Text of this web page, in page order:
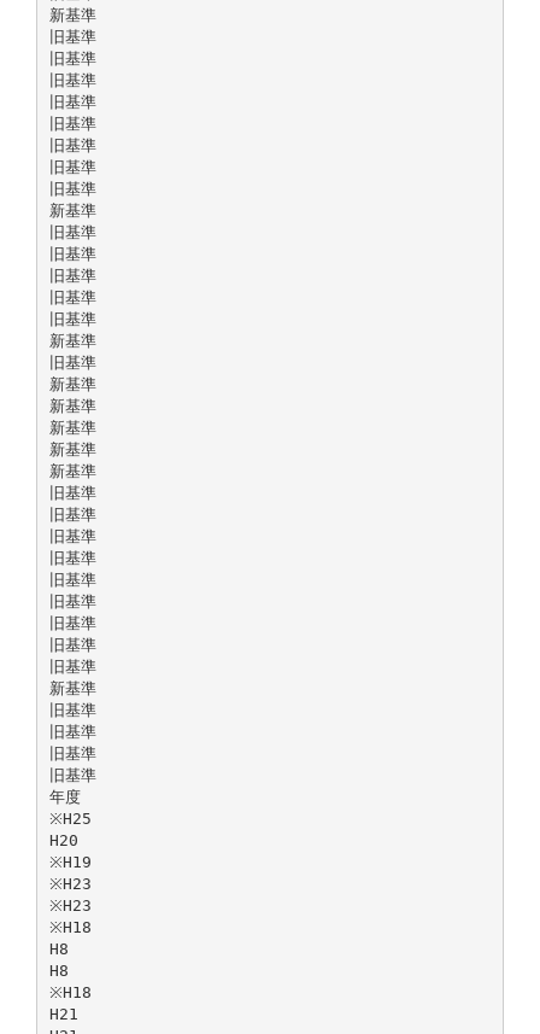
新基準
旧基準
旧基準
旧基準
旧基準
旧基準
旧基準
旧基準
旧基準
新基準
旧基準
旧基準
旧基準
旧基準
旧基準
新基準
旧基準
新基準
新基準
新基準
新基準
新基準
旧基準
旧基準
旧基準
旧基準
旧基準
旧基準
旧基準
旧基準
旧基準
新基準
旧基準
旧基準
旧基準
旧基準
年度
※H25
H20
※H19
※H23
※H23
※H18
H8
H8
※H18
H21